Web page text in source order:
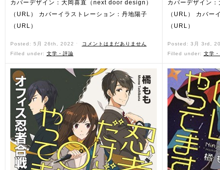
カバーデザイン：大岡喜直（next door design）
（URL） カバーイラストレーション：丹地陽子
（URL）
Posted: 5月 26th, 2022 ˑ
コメントはまだありません
Filled under: 文学・評論
カバーデザイン
（URL） カバー
（URL）
Posted: 3月 3rd,
Filled under: 文学